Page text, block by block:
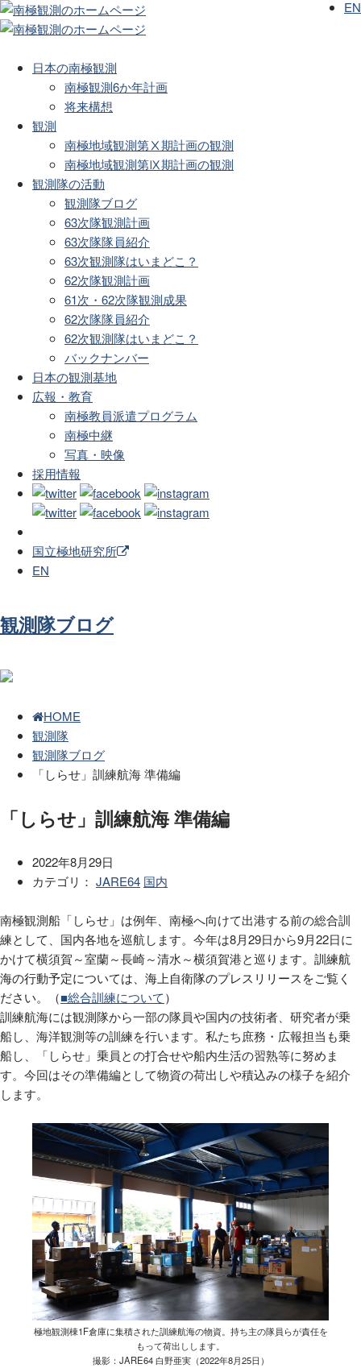
日本の南極観測
南極観測6か年計画
将来構想
観測
南極地域観測第Ⅹ期計画の観測
南極地域観測第Ⅸ期計画の観測
観測隊の活動
観測隊ブログ
63次隊観測計画
63次隊隊員紹介
63次観測隊はいまどこ？
62次隊観測計画
61次・62次隊観測成果
62次隊隊員紹介
62次観測隊はいまどこ？
バックナンバー
日本の観測基地
広報・教育
南極教員派遣プログラム
南極中継
写真・映像
採用情報
国立極地研究所
EN
EN
観測隊ブログ
HOME
観測隊
観測隊ブログ
「しらせ」訓練航海 準備編
「しらせ」訓練航海 準備編
2022年8月29日
カテゴリ： JARE64 国内
南極観測船「しらせ」は例年、南極へ向けて出港する前の総合訓
練として、国内各地を巡航します。今年は8月29日から9月22日に
かけて横須賀～室蘭～長崎～清水～横須賀港と巡ります。 訓練航
海の行動予定については、海上自衛隊のプレスリリースをご覧く
ださい。（■総合訓練について）
訓練航海には観測隊から一部の隊員や国内の技術者、研究者が乗
船し、海洋観測等の訓練を行います。私たち庶務・広報担当も乗
船し、「しらせ」乗員との打合せや船内生活の習熟等に努めま
す。今回はその準備編として物資の荷出しや積込みの様子を紹介
します。
極地観測棟1F倉庫に集積された訓練航海の物資。持ち主の隊員らが責任を
もって荷出しします。
撮影：JARE64 白野亜実（2022年8月25日）